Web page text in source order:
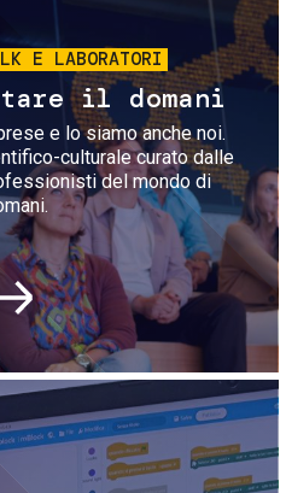
E LABORATORI
il domani
e lo siamo anche noi.
culturale curato dalle
del mondo di
Immagine